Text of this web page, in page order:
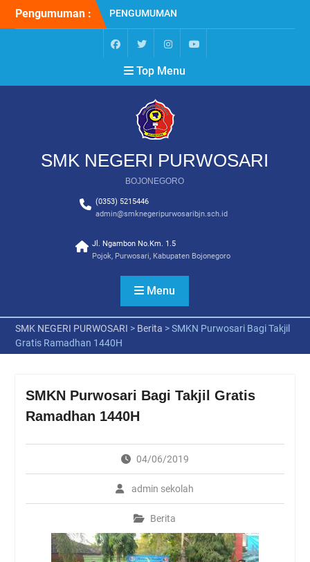
Pengumuman :
PENGUMUMAN
KELULUSAN SISWA KELAS
XII SMK NEGERI
PURWOSARI BOJONEGORO
TAHUN 2025/2026
PENGUMUMAN
KELULUSAN SISWA KELAS
XII SMK NEGERI
PURWOSARI BOJONEGORO
PPDB SMK NEGERI
2024
facebooktwitter instagramYouTube
Top Menu
SMK NEGERI PURWOSARI
BOJONEGORO
(0353) 5215446
admin@smknegeripurwosaribjn.sch.id
Jl. Ngambon No.Km. 1.5
Pojok, Purwosari, Kabupaten Bojonegoro
Menu
SMK NEGERI PURWOSARI > Berita >SMKN Purwosari Bagi Takjil
Gratis Ramadhan 1440H
SMKN Purwosari Bagi Takjil Gratis
Ramadhan 1440H
04/06/2019
admin sekolah
Berita